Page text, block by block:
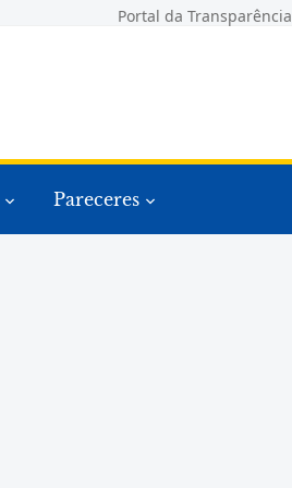
Portal da Transparência
Pareceres